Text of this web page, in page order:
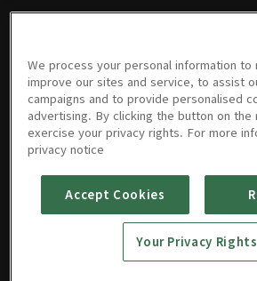
한다. 린은 처음엔 거절했지만, 곧 마음을 바꿔
마지못해 작전에 합류하자, 린과 뱅크는 같은
는 시험의 허점을 이용해 희대의 커닝 작전을
영화 예고편 & 클립
PREMIUM
We process your personal information to
improve our sites and service, to assist
campaigns and to provide personalised
advertising. By clicking the button on the
exercise your privacy rights. For more
privacy notice
Accept Cookies
Your Privacy Rights